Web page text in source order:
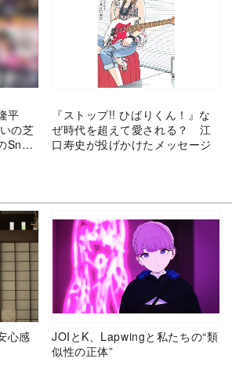
平
の芝
『ストップ!! ひばりくん！』な
ぜ時代を超えて愛される？ 江
口寿史が投げかけたメッセージ
心感
JOIとK、Lapwingと私たちの“類
似性の正体”